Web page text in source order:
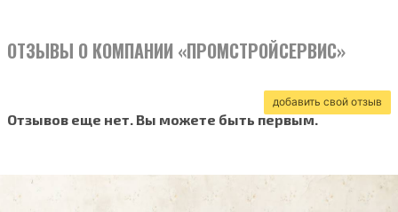
ОТЗЫВЫ О КОМПАНИИ «ПРОМСТРОЙСЕРВИС»
добавить свой отзыв
Отзывов еще нет. Вы можете быть первым.